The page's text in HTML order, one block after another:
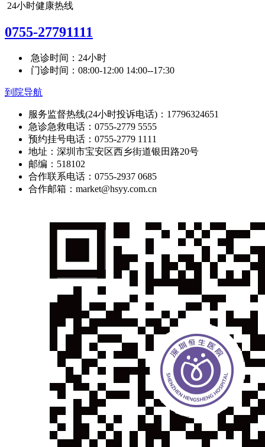
24小时健康热线
0755-27791111
急诊时间：24小时
门诊时间：08:00-12:00 14:00--17:30
到院导航
服务监督热线(24小时投诉电话)：17796324651
急诊急救电话：0755-2779 5555
预约挂号电话：0755-2779 1111
地址：深圳市宝安区西乡街道银田路20号
邮编：518102
合作联系电话：0755-2937 0685
合作邮箱：market@hsyy.com.cn